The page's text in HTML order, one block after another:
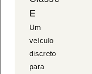
E
Um
veículo
discreto
para